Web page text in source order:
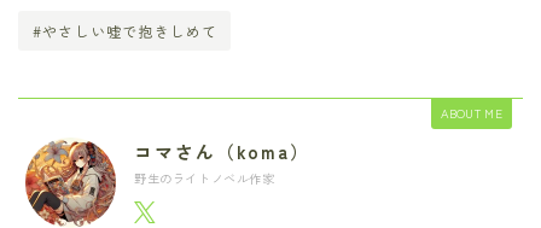
#やさしい嘘で抱きしめて
ABOUT ME
コマさん（koma）
野生のライトノベル作家